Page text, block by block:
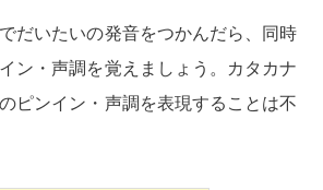
だいたいの発音をつかんだら、同時
ン・声調を覚えましょう。カタカナ
ピンイン・声調を表現することは不